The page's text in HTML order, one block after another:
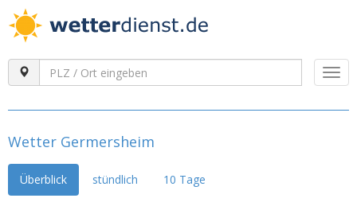
Wetter Germersheim
Überblick stündlich 10 Tage